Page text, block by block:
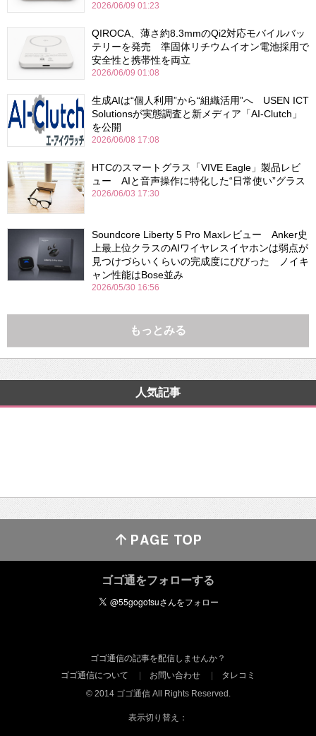
2026/06/09 01:23
QIROCA、薄さ約8.3mmのQi2対応モバイルバッ
テリーを発売 準固体リチウムイオン電池採用で
安全性と携帯性を両立
2026/06/09 01:08
生成AIは“個人利用”から“組織活用”へ USEN ICT
Solutionsが実態調査と新メディア「AI-Clutch」
を公開
2026/06/08 17:08
HTCのスマートグラス「VIVE Eagle」製品レビ
ュー AIと音声操作に特化した“日常使い”グラス
2026/06/03 17:30
Soundcore Liberty 5 Pro Maxレビュー Anker史
上最上位クラスのAIワイヤレスイヤホンは弱点が
見つけづらいくらいの完成度にびびった ノイキ
ャン性能はBose並み
2026/05/30 16:56
もっとみる
人気記事
ゴゴ通をフォローする
ゴゴ通信の記事を配信しませんか？
ゴゴ通信について
お問い合わせ
タレコミ
© 2014 ゴゴ通信 All Rights Reserved.
表示切り替え：